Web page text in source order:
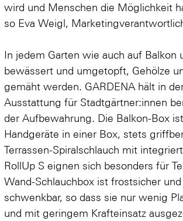
wird und Menschen die Möglichkeit
so Eva Weigl,
In jedem Garten wie auch auf Balkon
bewässert und umgetopft, Gehölze
gemäht werden. GARDENA hält in
Ausstattung für Stadtgärtner:innen
der Aufbewahrung. Die Balkon-Box
Handgeräte in einer Box, stets
Terrassen-Spiralschlauch mit
RollUp S eignen sich besonders für
Wand-Schlauchbox ist frostsicher
schwenkbar, so dass sie nur wenig
und mit geringem Krafteinsatz